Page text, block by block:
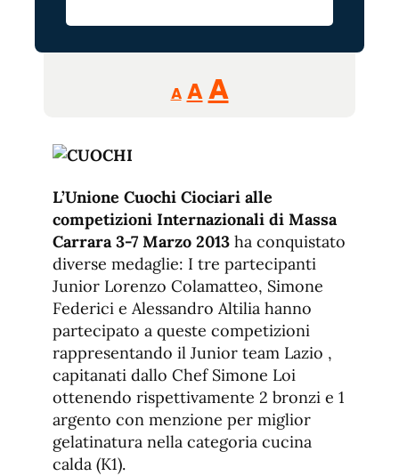
A
Reducir
tamaño
A Restablecer
AAumentar
fuente.
L’Unione Cuochi Ciociari alle
competizioni Internazionali di Massa
Carrara 3-7 Marzo 2013 ha conquistato
diverse medaglie: I tre partecipanti
Junior Lorenzo Colamatteo, Simone
Federici e Alessandro Altilia hanno
partecipato a queste competizioni
rappresentando il Junior team Lazio ,
capitanati dallo Chef Simone Loi
ottenendo rispettivamente 2 bronzi e 1
argento con menzione per miglior
gelatinatura nella categoria cucina
calda (K1).